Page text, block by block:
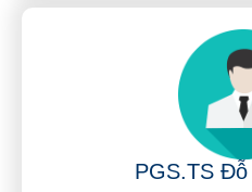
PGS.TS